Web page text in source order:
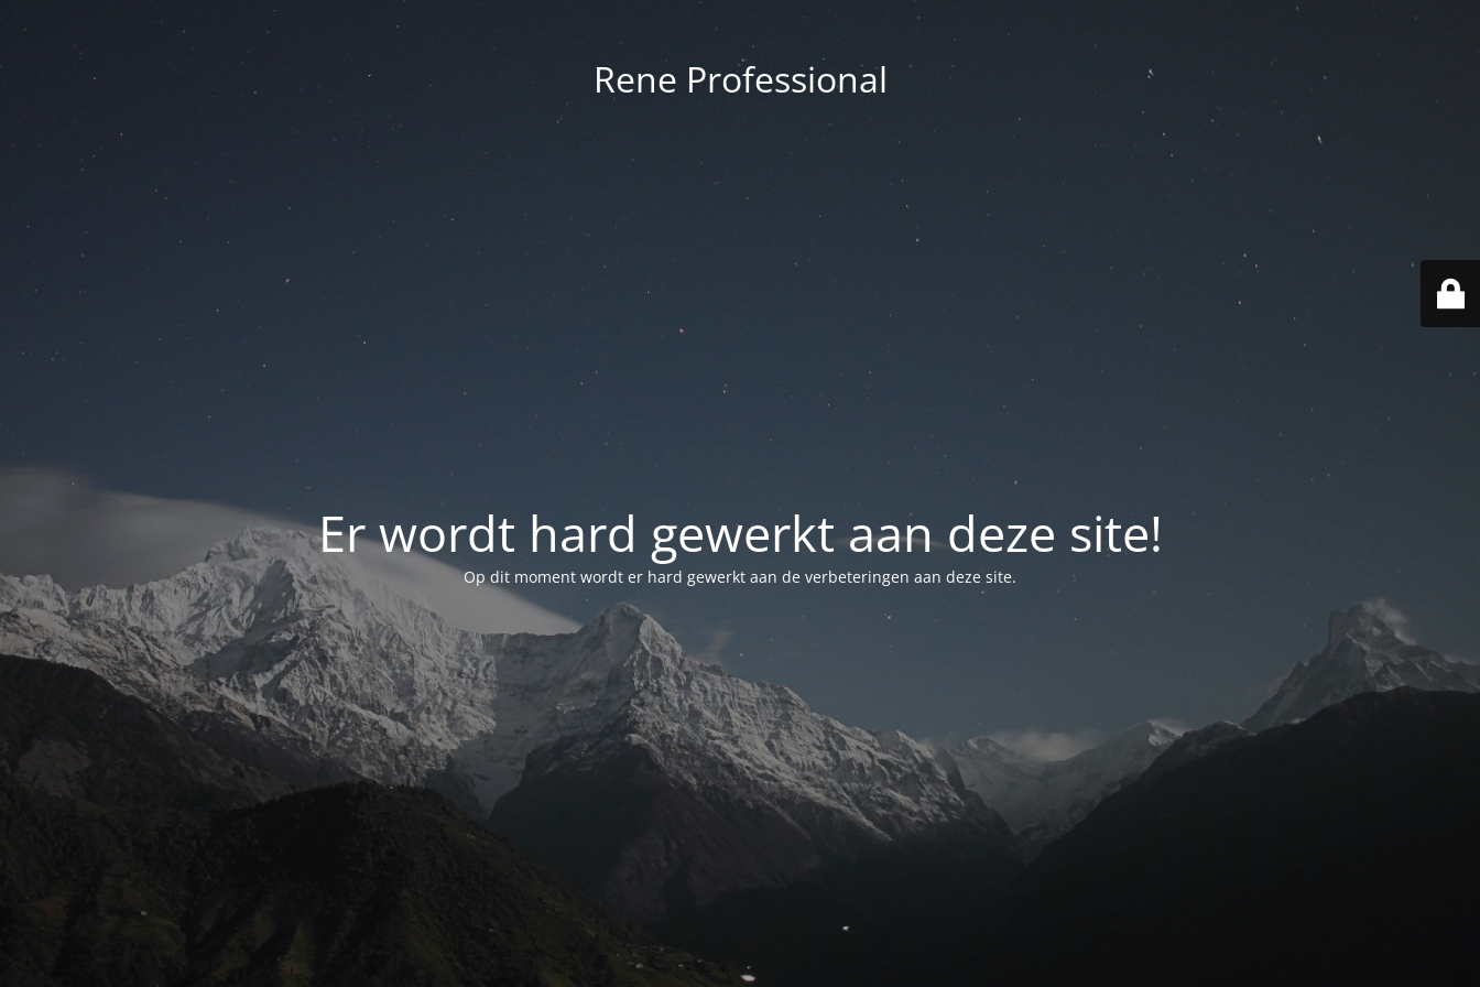
Rene Professional
Er wordt hard gewerkt aan deze site!
Op dit moment wordt er hard gewerkt aan de verbeteringen aan deze site.